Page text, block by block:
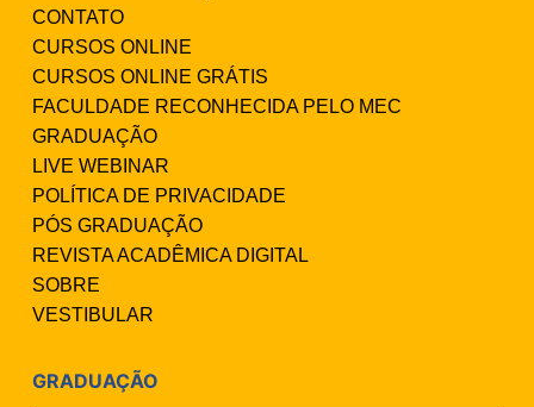
CONTATO
CURSOS ONLINE
CURSOS ONLINE GRÁTIS
FACULDADE RECONHECIDA PELO MEC
GRADUAÇÃO
LIVE WEBINAR
POLÍTICA DE PRIVACIDADE
PÓS GRADUAÇÃO
REVISTA ACADÊMICA DIGITAL
SOBRE
VESTIBULAR
GRADUAÇÃO